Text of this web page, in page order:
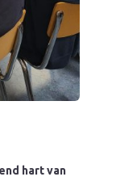
hart van